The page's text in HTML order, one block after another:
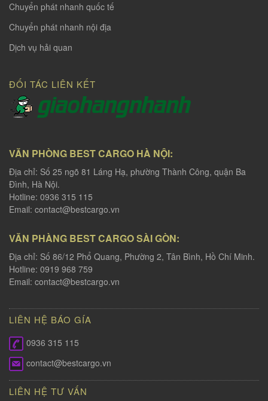
Chuyển phát nhanh quốc tế
Chuyển phát nhanh nội địa
Dịch vụ hải quan
ĐỐI TÁC LIÊN KẾT
VĂN PHÒNG BEST CARGO HÀ NỘI:
Địa chỉ: Số 25 ngõ 81 Láng Hạ, phường Thành Công, quận Ba
Đình, Hà Nội.
Hotline: 0936 315 115
Email: contact@bestcargo.vn
VĂN PHÀNG BEST CARGO SÀI GÒN:
Địa chỉ: Số 86/12 Phổ Quang, Phường 2, Tân Bình, Hồ Chí Minh.
Hotline: 0919 968 759
Email: contact@bestcargo.vn
LIÊN HỆ BÁO GÍA
0936 315 115
contact@bestcargo.vn
LIÊN HỆ TƯ VẤN